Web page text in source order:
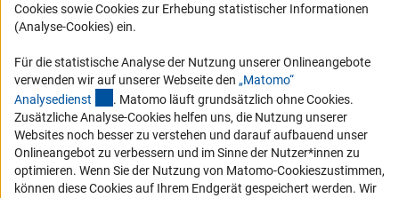
Logo und Corporate Design
RSS-Feeds
Compliance
Vergabeverfahren
Barrierefreiheit
Service und Informationen für Menschen mit Behinderungen
Erklärung zur Barrierefreiheit
Cookies sowie Cookies zur Erhebung statistischer Informationen
(Analyse-Cookies) ein.
Für die statistische Analyse der Nutzung unserer Onlineangebote
verwenden wir auf unserer Webseite den „Matomo“
Analysedienst (externer Link)
. Matomo läuft grundsätzlich ohne Cookies.
Zusätzliche Analyse-Cookies helfen uns, die Nutzung unserer
Websites noch besser zu verstehen und darauf aufbauend unser
Onlineangebot zu verbessern und im Sinne der Nutzer*innen zu
optimieren. Wenn Sie der Nutzung von Matomo-Cookieszustimmen,
können diese Cookies auf Ihrem Endgerät gespeichert werden. Wir